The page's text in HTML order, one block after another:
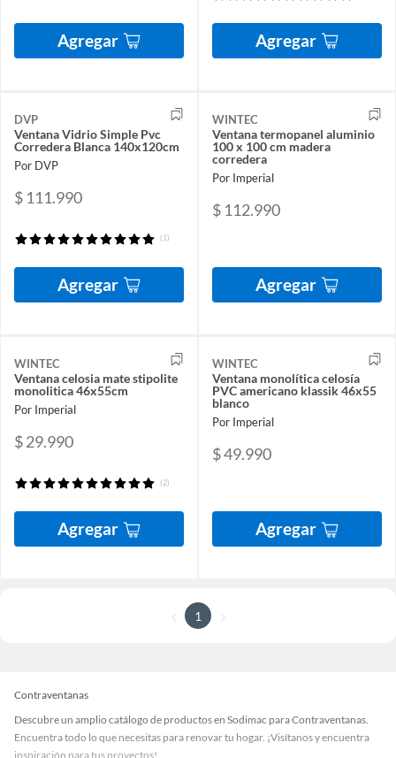
Agregar Agregar
DVP
Ventana Vidrio Simple Pvc
Corredera Blanca 140x120cm
Por DVP
$ 111.990
(1)
Agregar
WINTEC
Ventana termopanel aluminio
100 x 100 cm madera
corredera
Por Imperial
$ 112.990
Agregar
WINTEC
Ventana celosia mate stipolite
monolitica 46x55cm
Por Imperial
$ 29.990
(2)
Agregar
WINTEC
Ventana monolítica celosía
PVC americano klassik 46x55
blanco
Por Imperial
$ 49.990
Agregar
1
Contraventanas
Descubre un amplio catálogo de productos en Sodimac para Contraventanas.
Encuentra todo lo que necesitas para renovar tu hogar. ¡Visítanos y encuentra
inspiración para tus proyectos!